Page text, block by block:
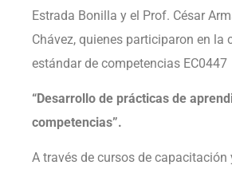
Estrada Bonilla y el Prof. César
Chávez, quienes participaron en la
estándar de competencias EC0447
“Desarrollo de prácticas de
competencias”.
A través de cursos de capacitación